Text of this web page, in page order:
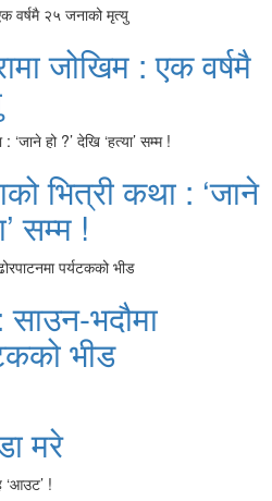
जोखिम : एक वर्षमै
भित्री कथा : ‘जाने
सम्म !
भदौमा
भीड
मरे